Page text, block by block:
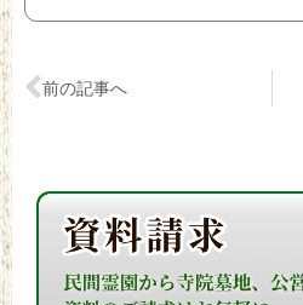
前の記事へ